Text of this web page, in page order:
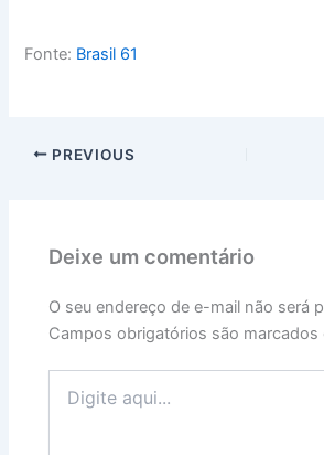
Fonte: Brasil 61
PREVIOUS
Deixe um comentário
O seu endereço de e-mail não será
Campos obrigatórios são marcados
aqui...